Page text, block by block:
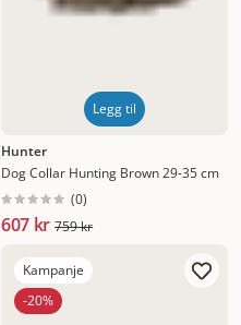
Legg til
Hunter
Dog Collar Hunting Brown 29-35 cm
(0)
607 kr 759 kr
Kampanje
-20%